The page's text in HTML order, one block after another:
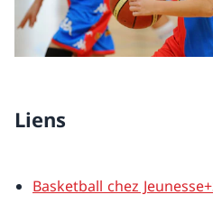
Liens
Basketball chez